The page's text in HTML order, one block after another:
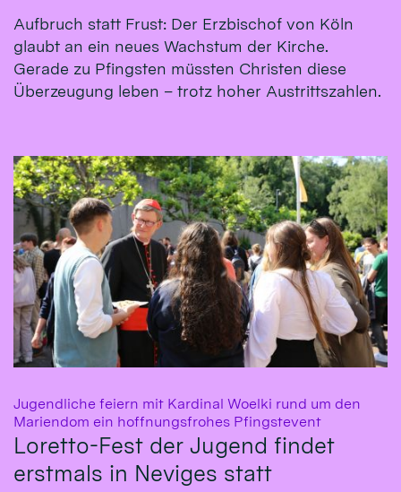
Aufbruch statt Frust: Der Erzbischof von Köln
glaubt an ein neues Wachstum der Kirche.
Gerade zu Pfingsten müssten Christen diese
Überzeugung leben – trotz hoher Austrittszahlen.
Jugendliche feiern mit Kardinal Woelki rund um den
Mariendom ein hoffnungsfrohes Pfingstevent:
Loretto-Fest der Jugend findet
erstmals in Neviges statt